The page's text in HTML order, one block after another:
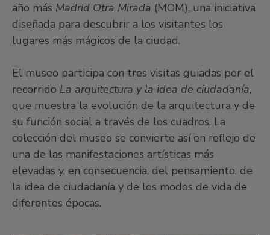
año más Madrid Otra Mirada (MOM), una iniciativa
diseñada para descubrir a los visitantes los
lugares más mágicos de la ciudad.
El museo participa con tres visitas guiadas por el
recorrido La arquitectura y la idea de ciudadanía,
que muestra la evolución de la arquitectura y de
su función social a través de los cuadros. La
colección del museo se convierte así en reflejo de
una de las manifestaciones artísticas más
elevadas y, en consecuencia, del pensamiento, de
la idea de ciudadanía y de los modos de vida de
diferentes épocas.